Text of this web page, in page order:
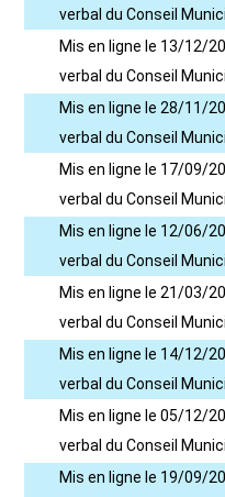
verbal du Conseil
Mis en ligne le 13/12/
verbal du Conseil
Mis en ligne le 28/11/
verbal du Conseil
Mis en ligne le 17/09/
verbal du Conseil
Mis en ligne le 12/06/
verbal du Conseil
Mis en ligne le 21/03/
verbal du Conseil
Mis en ligne le 14/12/
verbal du Conseil
Mis en ligne le 05/12/
verbal du Conseil
Mis en ligne le 19/09/